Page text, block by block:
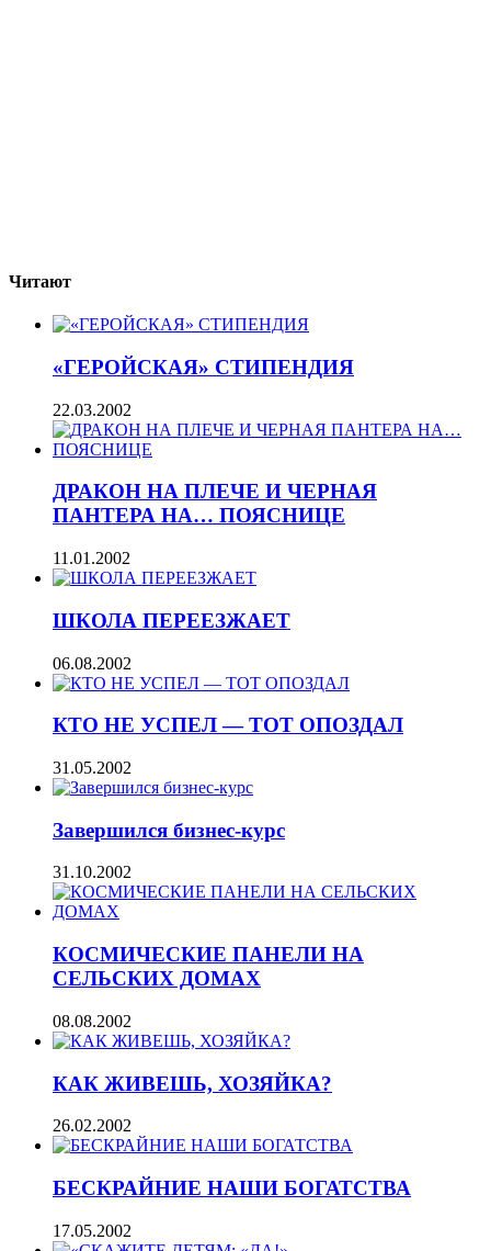
Читают
«ГЕРОЙСКАЯ» СТИПЕНДИЯ
22.03.2002
ДРАКОН НА ПЛЕЧЕ И ЧЕРНАЯ
ПАНТЕРА НА… ПОЯСНИЦЕ
11.01.2002
ШКОЛА ПЕРЕЕЗЖАЕТ
06.08.2002
КТО НЕ УСПЕЛ — ТОТ ОПОЗДАЛ
31.05.2002
Завершился бизнес-курс
31.10.2002
КОСМИЧЕСКИЕ ПАНЕЛИ НА
СЕЛЬСКИХ ДОМАХ
08.08.2002
КАК ЖИВЕШЬ, ХОЗЯЙКА?
26.02.2002
БЕСКРАЙНИЕ НАШИ БОГАТСТВА
17.05.2002